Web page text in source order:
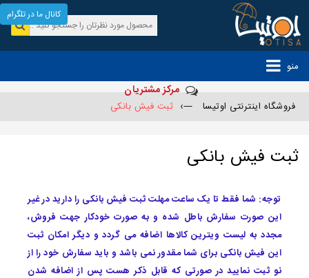
منو
مرکز مشتریان
فروشگاه اینترنتی اوتیسا —› ثبت فیش بانکی
ثبت فیش بانکی
توجه: شما فقط تا یک ساعت مهلت ثبت فیش بانکی را دارید در غیر
این صورت سفارش باطل شده و به صورت خودکار جهت فروش،
مجدد به لیست ویترین کالاها اضافه می گردد و دیگر امکان ثبت
این فیش بانکی برای شما مقدور نمی باشد و باید سفارش خود را از
نو ثبت نمایید در صورتی که قابل ذکر هست پس از اضافه شدن
کانال ما در تلگرام